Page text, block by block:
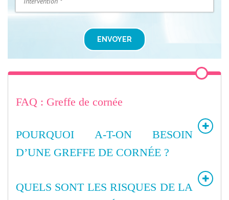
ENVOYER
FAQ : Greffe de cornée
POURQUOI A-T-ON BESOIN
D’UNE GREFFE DE CORNÉE ?
QUELS SONT LES RISQUES DE LA